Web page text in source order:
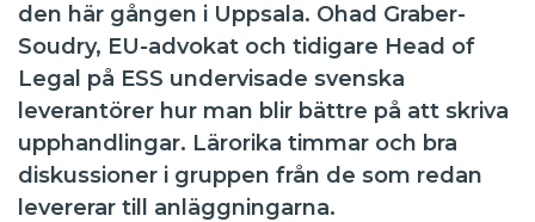
den här gången i Uppsala. Ohad Graber-
Soudry, EU-advokat och tidigare Head of
Legal på ESS undervisade svenska
leverantörer hur man blir bättre på att skriva
upphandlingar. Lärorika timmar och bra
diskussioner i gruppen från de som redan
levererar till anläggningarna.